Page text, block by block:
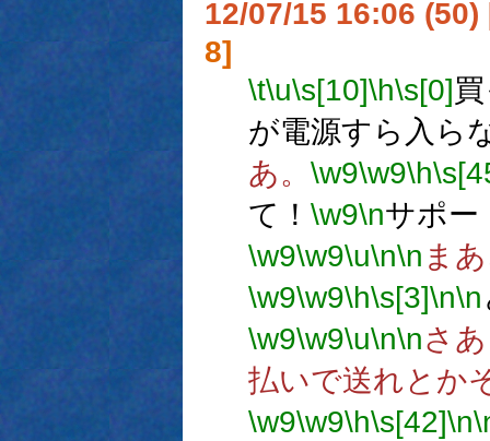
12/07/15 16:06 (50)
8]
\t\u\s[10]\h\s[0]
が電源すら入ら
あ。 \w9\w9\h
て！ \w9\nサポー
\w9\w9\u\n\n ま
\w9\w9\h\s[3]\n\n
\w9\w9\u\n\nさ
払いで送れとか
\w9\w9\h\s[42]\n